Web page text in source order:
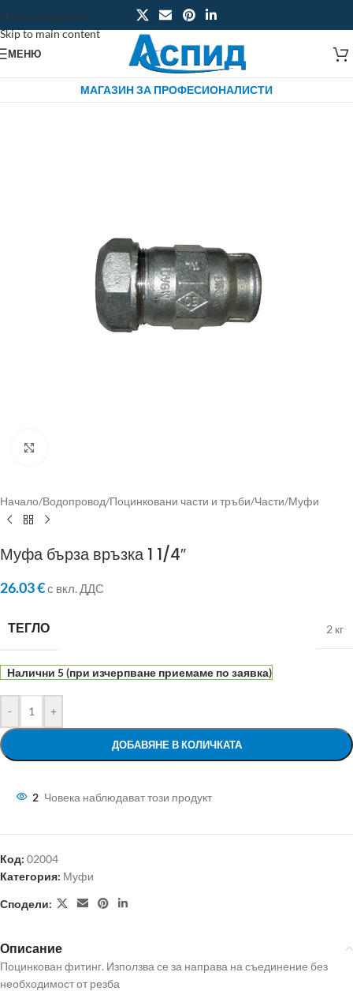
Skip to navigation
Skip to main content
МЕНЮ
МАГАЗИН ЗА ПРОФЕСИОНАЛИСТИ
Начало/Водопровод/Поцинковани части и тръби/Части/Муфи
Муфа бърза връзка 1 1/4″
26.03€с вкл. ДДС
ТЕГЛО 2 кг
Налични 5 (при изчерпване приемаме по заявка)
- +
ДОБАВЯНЕ В КОЛИЧКАТА
2 Човека наблюдават този продукт
Код: 02004
Категория: Муфи
Сподели:
Описание
Поцинкован фитинг. Използва се за направа на съединение без
необходимост от резба